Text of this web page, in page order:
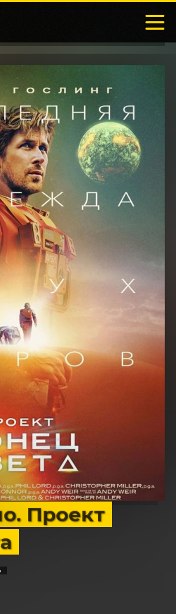
Проект